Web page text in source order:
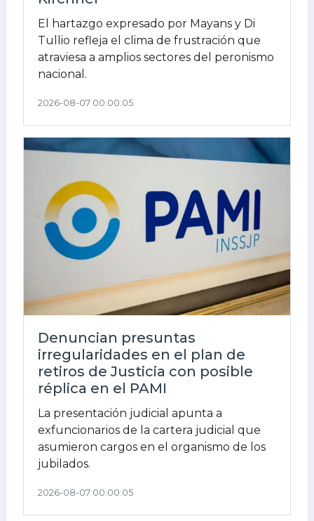
El hartazgo expresado por Mayans y Di
Tullio refleja el clima de frustración que
atraviesa a amplios sectores del peronismo
nacional.
2026-08-07 00:00:05
Denuncian presuntas
irregularidades en el plan de
retiros de Justicia con posible
réplica en el PAMI
La presentación judicial apunta a
exfuncionarios de la cartera judicial que
asumieron cargos en el organismo de los
jubilados.
2026-08-07 00:00:05